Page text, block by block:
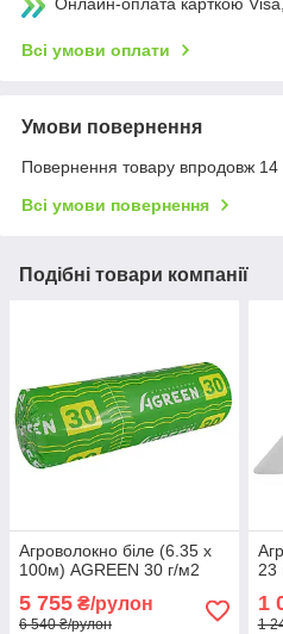
Онлайн-оплата карткою
Всі умови оплати
Умови повернення
Повернення товару впродовж 14
Всі умови повернення
Подібні товари компанії
Агроволокно біле (6.35 х
100м) AGREEN 30 г/м2
5 755 ₴/рулон
6 540 ₴/рулон
23
1
1